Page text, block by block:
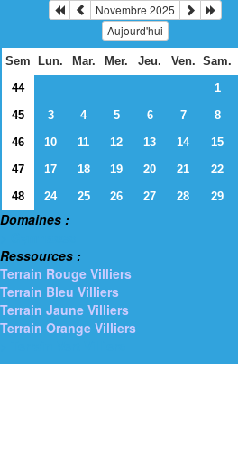
Novembre 2025
Aujourd'hui
Sem Lun. Mar. Mer. Jeu. Ven. Sam.
44
1
45
3 4 5 6 7 8
46
10 11 12 13 14 15
47
17 18 19 20 21 22
48
24 25 26 27 28 29
Domaines :
Ressources :
Terrain Rouge Villiers
Terrain Bleu Villiers
Terrain Jaune Villiers
Terrain Orange Villiers